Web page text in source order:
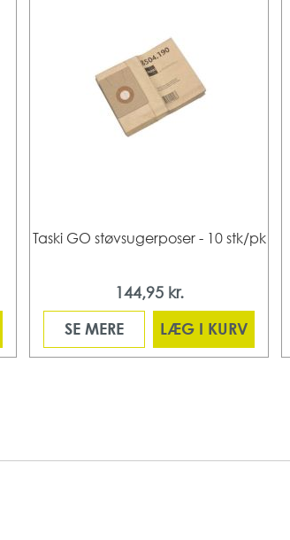
Taski GO støvsugerposer - 10 stk/pk
144,95 kr.
SE MERE
LÆG I KURV